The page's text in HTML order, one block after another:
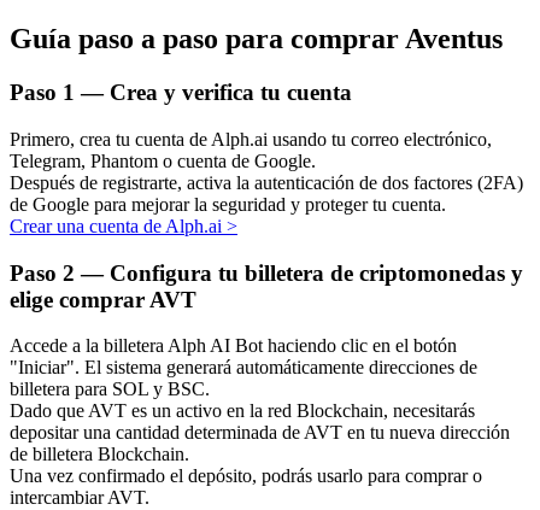
Obtenga ganancias a largo plazo e intereses flexibles
Aprender Staking
Obtenga más información sobre cómo obtener ingresos pasivos
Bitrue
AI
Guía paso a paso para comprar Aventus
Paso 1 — Crea y verifica tu cuenta
Primero, crea tu cuenta de Alph.ai usando tu correo electrónico,
Telegram, Phantom o cuenta de Google.
Después de registrarte, activa la autenticación de dos factores (2FA)
de Google para mejorar la seguridad y proteger tu cuenta.
Crear una cuenta de Alph.ai >
Paso 2 — Configura tu billetera de criptomonedas y
elige comprar AVT
Accede a la billetera Alph AI Bot haciendo clic en el botón
"Iniciar". El sistema generará automáticamente direcciones de
billetera para SOL y BSC.
Dado que AVT es un activo en la red Blockchain, necesitarás
depositar una cantidad determinada de AVT en tu nueva dirección
de billetera Blockchain.
Una vez confirmado el depósito, podrás usarlo para comprar o
intercambiar AVT.